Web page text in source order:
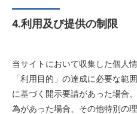
4.利用及び提供の制限
当サイトにおいて収集した個人
「利用目的」の達成に必要な範
に基づく開示要請があった場合
為があった場合、その他特別の